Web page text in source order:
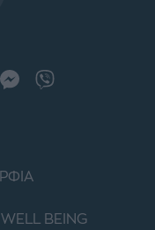
WELL BEING